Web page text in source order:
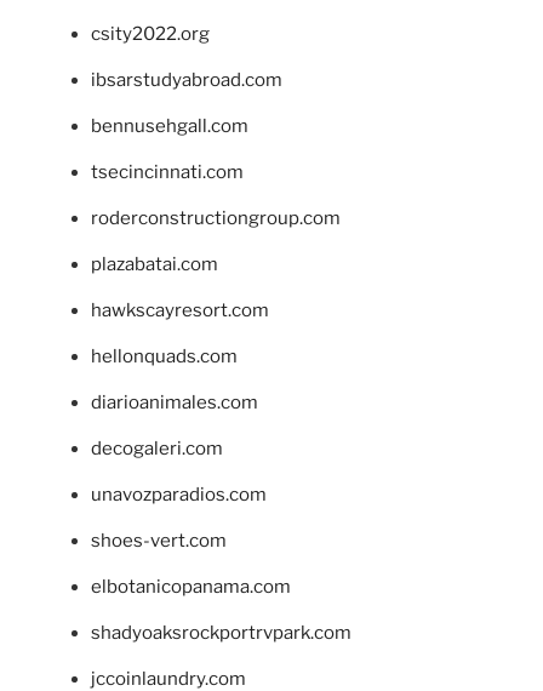
csity2022.org
ibsarstudyabroad.com
bennusehgall.com
tsecincinnati.com
roderconstructiongroup.com
plazabatai.com
hawkscayresort.com
hellonquads.com
diarioanimales.com
decogaleri.com
unavozparadios.com
shoes-vert.com
elbotanicopanama.com
shadyoaksrockportrvpark.com
jccoinlaundry.com